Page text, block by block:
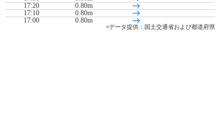
17:20
0.80m
17:10
0.80m
17:00
0.80m
※データ提供：国土交通省および都道府県